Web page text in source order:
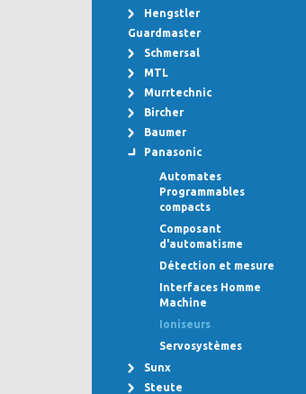
Hengstler
Guardmaster
Schmersal
MTL
Murrtechnic
Bircher
Baumer
Panasonic
Automates
Programmables
compacts
Composant
d'automatisme
Détection et mesure
Interfaces Homme
Machine
Ioniseurs
Servosystèmes
Sunx
Steute